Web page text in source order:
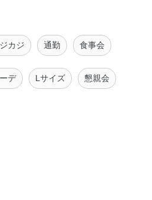
カジ 通勤 食事会
デ Lサイズ 懇親会